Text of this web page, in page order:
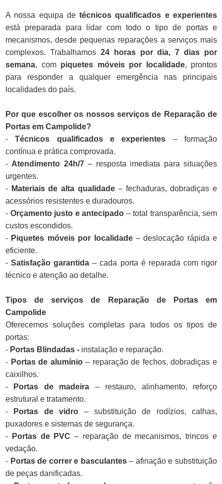
A nossa equipa detécnicos qualificados e experientes
está preparada para lidar com todo o tipo de portas e
mecanismos, desde pequenas reparações a serviços mais
complexos. Trabalhamos 24 horas por dia, 7 dias por
semana, com piquetes móveis por localidade, prontos
para responder a qualquer emergência nas principais
localidades do país.
Por que escolher os nossos serviços de Reparação de
Portas em Campolide?
-Técnicos qualificados e experientes – formação
contínua e prática comprovada.
- Atendimento 24h/7– resposta imediata para situações
urgentes.
- Materiais de alta qualidade– fechaduras, dobradiças e
acessórios resistentes e duradouros.
- Orçamento justo e antecipado – total transparência, sem
custos escondidos.
- Piquetes móveis por localidade– deslocação rápida e
eficiente.
-Satisfação garantida – cada porta é reparada com rigor
técnico e atenção ao detalhe.
Tipos de serviços de Reparação de Portas em
Campolide
Oferecemos soluções completas para todos os tipos de
portas:
- Portas Blindadas - instalação e reparação.
- Portas de alumínio– reparação de fechos, dobradiças e
caixilhos.
-
Portas de madeira – restauro, alinhamento, reforço
estrutural e tratamento.
-
Portas de vidro – substituição de rodízios, calhas,
puxadores e sistemas de segurança.
-
Portas de PVC – reparação de mecanismos, trincos e
vedação.
- Portas de correr e basculantes– afinação e substituição
de peças danificadas.